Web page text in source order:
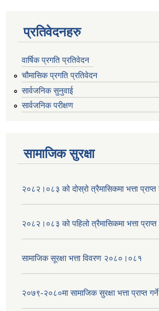
प्रतिवेदनहरु
वार्षिक प्रगति प्रतिवेदन
चौमासिक प्रगति प्रतिवेदन
सार्वजनिक सुनुवाई
सार्वजनिक परीक्षण
सामाजिक सुरक्षा
२०८२।०८३ को दोस्रो त्रैमासिकमा भत्ता प्राप्‍त
२०८२।०८३ को पहिलो त्रैमासिकमा भत्ता प्राप्‍त
सामाजिक सूरक्षा भत्ता विवरण २०८०।०८१
२०७९-२०८०मा सामाजिक सुरक्षा भत्ता प्राप्त